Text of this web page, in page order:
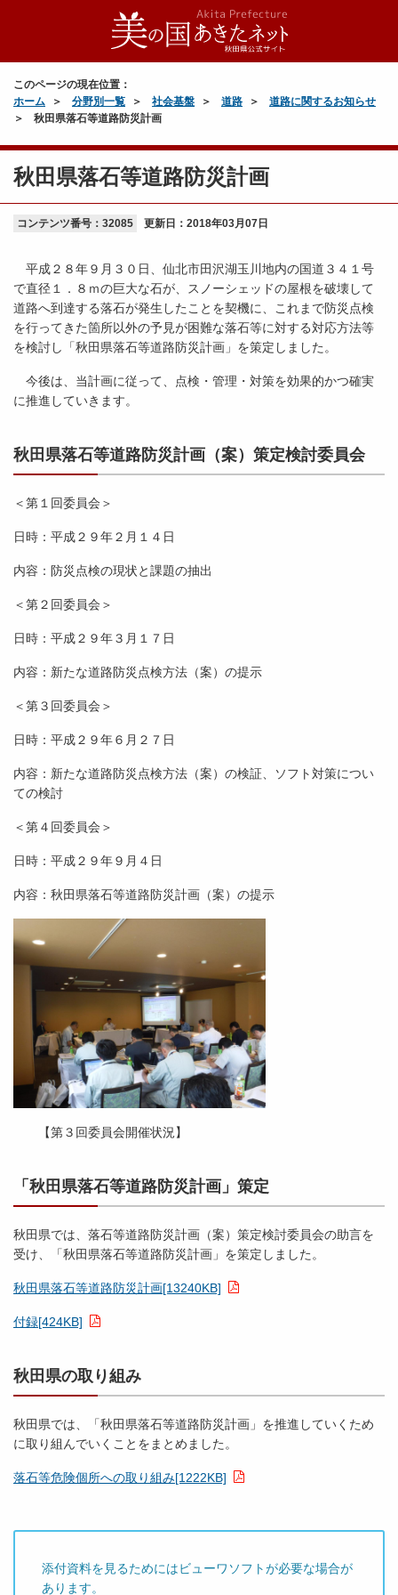
このページの現在位置：
ホーム
分野別一覧 社会基盤 道路
道路に関するお知らせ
秋田県落石等道路防災計画
秋田県落石等道路防災計画
コンテンツ番号：32085 更新日： 2018年03月07日
平成２８年９月３０日、仙北市田沢湖玉川地内の国道３４１号
で直径１．８ｍの巨大な石が、スノーシェッドの屋根を破壊して
道路へ到達する落石が発生したことを契機に、これまで防災点検
を行ってきた箇所以外の予見が困難な落石等に対する対応方法等
を検討し「秋田県落石等道路防災計画」を策定しました。
今後は、当計画に従って、点検・管理・対策を効果的かつ確実
に推進していきます。
秋田県落石等道路防災計画（案）策定検討委員会
＜第１回委員会＞
日時：平成２９年２月１４日
内容：防災点検の現状と課題の抽出
＜第２回委員会＞
日時：平成２９年３月１７日
内容：新たな道路防災点検方法（案）の提示
＜第３回委員会＞
日時：平成２９年６月２７日
内容：新たな道路防災点検方法（案）の検証、ソフト対策につい
ての検討
＜第４回委員会＞
日時：平成２９年９月４日
内容：秋田県落石等道路防災計画（案）の提示
【第３回委員会開催状況】
「秋田県落石等道路防災計画」策定
秋田県では、落石等道路防災計画（案）策定検討委員会の助言を
受け、「秋田県落石等道路防災計画」を策定しました。
秋田県落石等道路防災計画[13240KB]
付録[424KB]
秋田県の取り組み
秋田県では、「秋田県落石等道路防災計画」を推進していくため
に取り組んでいくことをまとめました。
落石等危険個所への取り組み[1222KB]
添付資料を見るためにはビューワソフトが必要な場合が
あります。